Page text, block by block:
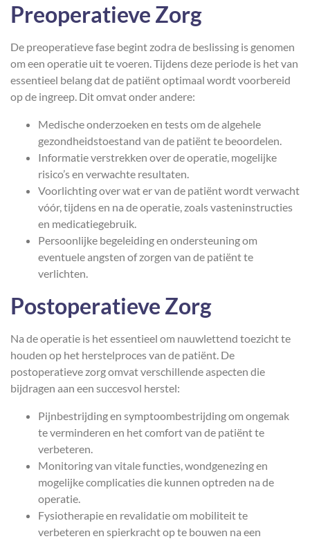
Preoperatieve Zorg
De preoperatieve fase begint zodra de beslissing is genomen
om een operatie uit te voeren. Tijdens deze periode is het van
essentieel belang dat de patiënt optimaal wordt voorbereid
op de ingreep. Dit omvat onder andere:
Medische onderzoeken en tests om de algehele
gezondheidstoestand van de patiënt te beoordelen.
Informatie verstrekken over de operatie, mogelijke
risico’s en verwachte resultaten.
Voorlichting over wat er van de patiënt wordt verwacht
vóór, tijdens en na de operatie, zoals vasteninstructies
en medicatiegebruik.
Persoonlijke begeleiding en ondersteuning om
eventuele angsten of zorgen van de patiënt te
verlichten.
Postoperatieve Zorg
Na de operatie is het essentieel om nauwlettend toezicht te
houden op het herstelproces van de patiënt. De
postoperatieve zorg omvat verschillende aspecten die
bijdragen aan een succesvol herstel:
Pijnbestrijding en symptoombestrijding om ongemak
te verminderen en het comfort van de patiënt te
verbeteren.
Monitoring van vitale functies, wondgenezing en
mogelijke complicaties die kunnen optreden na de
operatie.
Fysiotherapie en revalidatie om mobiliteit te
verbeteren en spierkracht op te bouwen na een